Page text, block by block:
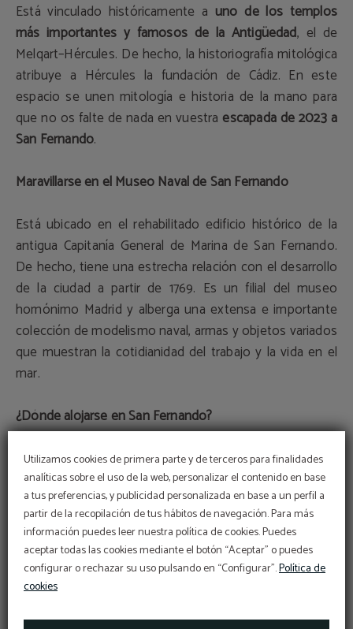
Utilizamos cookies de primera parte y de terceros para finalidades
analíticas sobre el uso de la web, personalizar el contenido en base
a tus preferencias, y publicidad personalizada en base a un perfil a
partir de la recopilación de tus hábitos de navegación. Para más
información puedes leer nuestra política de cookies. Puedes
aceptar todas las cookies mediante el botón “Aceptar” o puedes
configurar o rechazar su uso pulsando en “Configurar”.Política de
cookies
Está vinculado históricamente auno de los templos
más importantes y famosos de la Antigüedad, el de
Melqart–Hércules. De hecho, la historiografía mitológica
atribuye a Hércules la fundación de Cádiz. En este
espacio se unen mitología e historia de la mano para
que no os falte de nada en vuestra escapada de 2023 a
San Fernando.
Maravillarse en el Museo Naval de San Fernando
Está ubicado en el rehabilitado edificio histórico de la
antigua Capitanía General de Marina de San Fernando.
De hecho, tiene una estrecha relación con el desarrollo
de la ciudad a partir de 1769. Es un filial del museo
homónimo Madrid y alberga una extensa e importante
colección de modelismo naval, armas y objetos variados
que muestran la cotidianidad del trabajo y la vida en el
mar.
¿Dónde alojarse en San Fernando?
¿Quieres hospedarte en un hotel céntrico para disfrutar
de tu escapada de 2023 en San Fernando? Entonces
tienes que descansar en el Hotel Salymar. Se encuentra
en una ubicación privilegiada, en pleno centro de San
Fernando, en la Calle Real, muy próxima a todos los
museos y monumentos.
Completa tu estancia con
un momento para ti.
Ahora, como huésped del Hotel Salymar, puedes
RESERVAR
Tarifa corporativa
EMPRESA!
ESCRÍBENOS A